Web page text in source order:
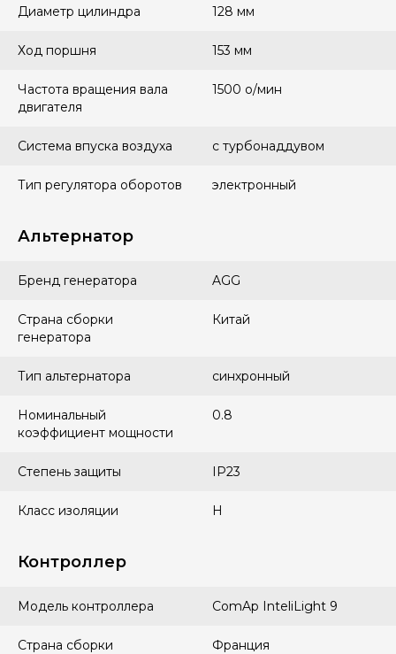
Диаметр цилиндра 128 мм
Ход поршня 153 мм
Частота вращения вала
двигателя
1500 о/мин
Система впуска воздуха с турбонаддувом
Тип регулятора оборотов электронный
Альтернатор
Бренд генератора AGG
Страна сборки
генератора
Китай
Тип альтернатора синхронный
Номинальный
коэффициент мощности
0.8
Степень защиты IP23
Класс изоляции H
Контроллер
Модель контроллера ComAp InteliLight 9
Страна сборки
Франция